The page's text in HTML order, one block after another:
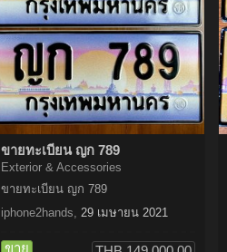
ขายทะเบียน ญก 789
Exterior & Accessories
ขายทะเบียน ญก 789
iphone2hands, 29 เมษายน 2021
ขาย